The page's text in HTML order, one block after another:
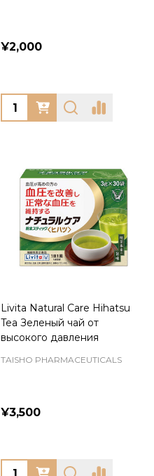
¥2,000
Quantity:
Livita Natural Care Hihatsu
Tea Зеленый чай от
высокого давления
TAISHO PHARMACEUTICALS
¥3,500
Quantity: